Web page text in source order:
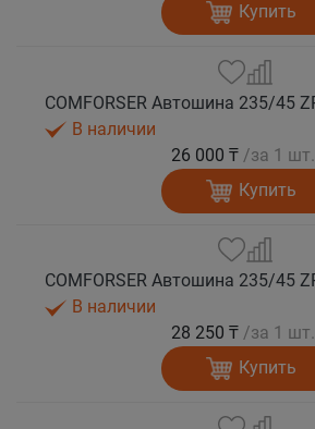
Купить
В наличии
26 000 ₸ /за 1 шт.
Купить
В наличии
28 250 ₸ /за 1 шт.
Купить